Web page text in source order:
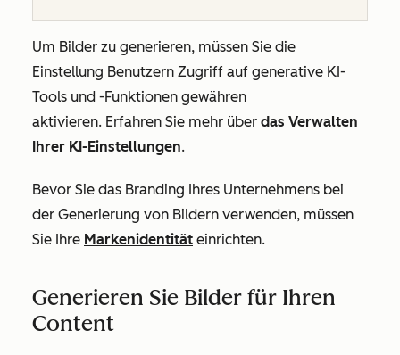
Um Bilder zu generieren, müssen Sie die
Einstellung Benutzern Zugriff auf generative KI-
Tools und -Funktionen gewähren
aktivieren. Erfahren Sie mehr über das Verwalten
Ihrer KI-Einstellungen.
Bevor Sie das Branding Ihres Unternehmens bei
der Generierung von Bildern verwenden, müssen
Sie Ihre Markenidentität einrichten.
Generieren Sie Bilder für Ihren
Content